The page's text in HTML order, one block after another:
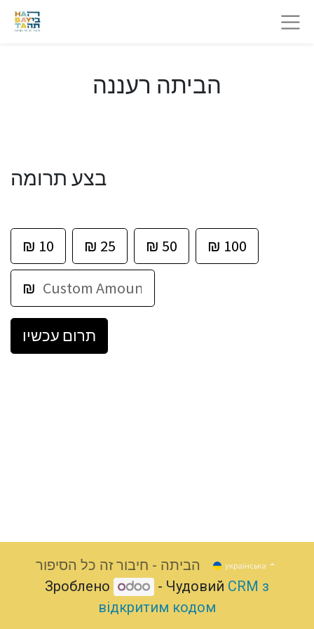
הביתה רעננה
בצע תרומה
₪ 10 ₪ 25 ₪ 50 ₪ 100
₪
תרום עכשיו
הביתה - חיבור זה כל הסיפור українська
Зроблено - Чудовий CRM з
відкритим кодом